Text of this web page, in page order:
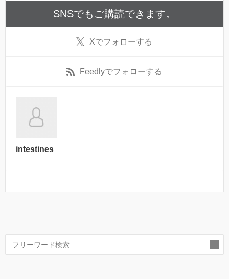
SNSでもご購読できます。
Xでフォローする
Feedlyでフォローする
intestines